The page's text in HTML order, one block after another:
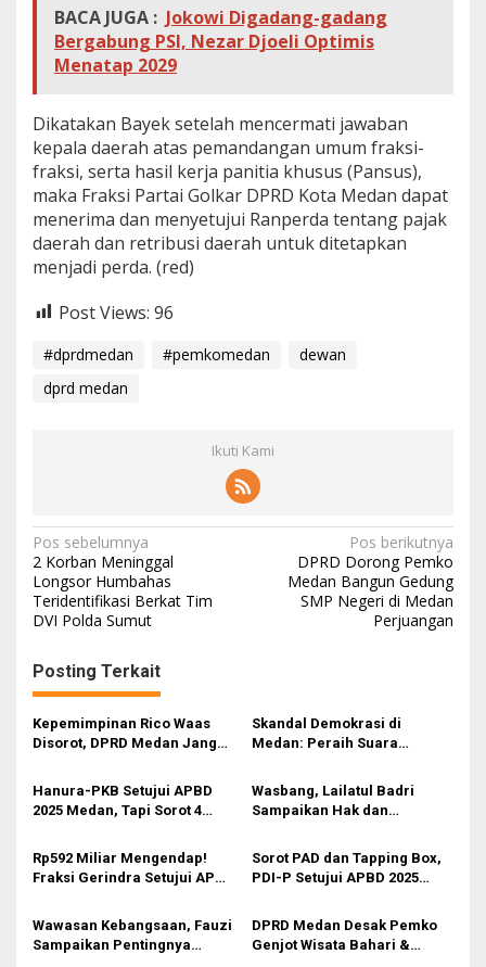
BACA JUGA : Jokowi Digadang-gadang
Bergabung PSI, Nezar Djoeli Optimis
Menatap 2029
Dikatakan Bayek setelah mencermati jawaban
kepala daerah atas pemandangan umum fraksi-
fraksi, serta hasil kerja panitia khusus (Pansus),
maka Fraksi Partai Golkar DPRD Kota Medan dapat
menerima dan menyetujui Ranperda tentang pajak
daerah dan retribusi daerah untuk ditetapkan
menjadi perda. (red)
Post Views: 96
#dprdmedan #pemkomedan
dewan
dprd medan
Ikuti Kami
Navigasi
pos
Pos sebelumnya
2 Korban Meninggal
Longsor Humbahas
Teridentifikasi Berkat Tim
DVI Polda Sumut
Pos berikutnya
DPRD Dorong Pemko
Medan Bangun Gedung
SMP Negeri di Medan
Perjuangan
Posting Terkait
Kepemimpinan Rico Waas
Disorot, DPRD Medan Jangan
Skandal Demokrasi di
Medan: Peraih Suara
Berteriak Minta Keadilan!
Hanura-PKB Setujui APBD
2025 Medan, Tapi Sorot 4
Anggaran Hanya 82%, SILPA
Rp592 M, Banjir, dan
Wasbang, Lailatul Badri
Sampaikan Hak dan
Rp592 Miliar Mengendap!
Fraksi Gerindra Setujui APBD
Segudang Catatan Kritis
Sorot PAD dan Tapping Box,
PDI-P Setujui APBD 2025
Catatan Kritis
Wawasan Kebangsaan, Fauzi
Sampaikan Pentingnya
DPRD Medan Desak Pemko
Genjot Wisata Bahari &